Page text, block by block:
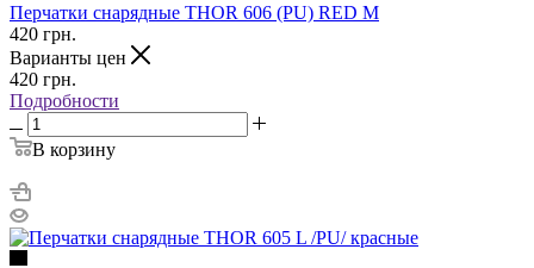
Перчатки снарядные THOR 606 (PU) RED M
420 грн.
Варианты цен
420 грн.
Подробности
В корзину